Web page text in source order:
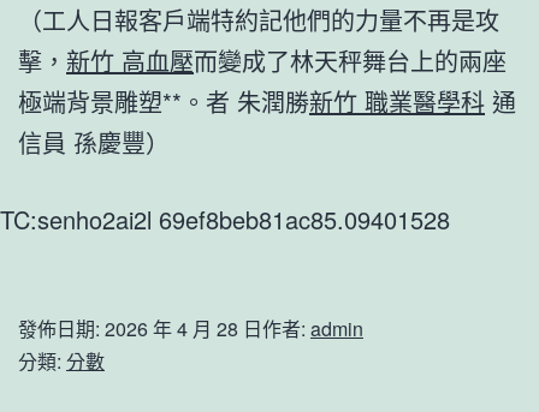
（工人日報客戶端特約記他們的力量不再是攻
擊， 新竹 高血壓而變成了林天秤舞台上的兩座
極端背景雕塑**。者 朱潤勝新竹 職業醫學科 通
信員 孫慶豐）
TC:senho2ai2l 69ef8beb81ac85.09401528
發佈日期: 2026 年 4 月 28 日作者: admin
分類: 分數